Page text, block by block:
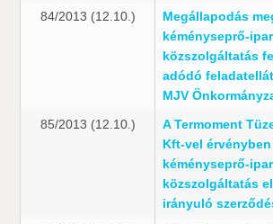
84/2013 (12.10.)
Megállapodás
kéményseprő-
közszolgáltatás
adódó
MJV
85/2013 (12.10.)
A Termoment
Kft-vel
kéményseprő-
közszolgáltatás
irányuló